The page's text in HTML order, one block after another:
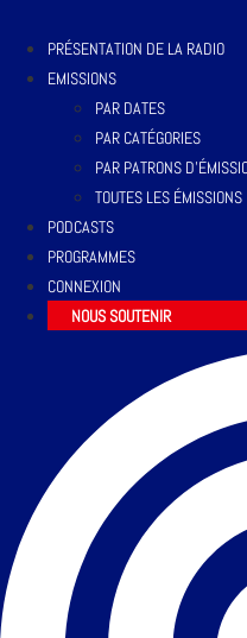
PRÉSENTATION DE LA RADIO
EMISSIONS
PAR DATES
PAR CATÉGORIES
PAR PATRONS
TOUTES LES ÉMISSIONS
PODCASTS
PROGRAMMES
CONNEXION
NOUS SOUTENIR